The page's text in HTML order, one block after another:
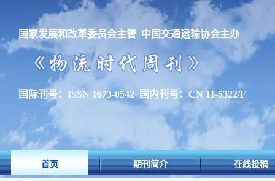
国家发展和改革委员会主管 中国交通运输协会主办
国际刊号：ISSN 1673-0542 国内刊号：CN 11-5322/F
首页 期刊简介 在线投稿